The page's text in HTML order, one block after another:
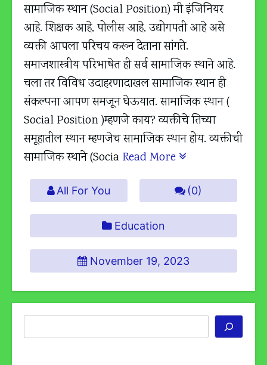
सामाजिक स्थान (Social Position) मी इंजिनियर
आहे. शिक्षक आहे, पोलीस आहे, उद्योगपती आहे असे
व्यक्ती आपला परिचय करून देताना सांगते.
समाजशास्त्रीय परिभाषेत ही सर्व सामाजिक स्थाने आहे.
चला तर विविध उदाहरणादाखल सामाजिक स्थान ही
संकल्पना आपण समजून घेऊयात. सामाजिक स्थान (
Social Position )म्हणजे काय? व्यक्तीचे तिच्या
समूहातील स्थान म्हणजेच सामाजिक स्थान होय. व्यक्तीची
सामाजिक स्थाने (Socia Read More
All For You (0)
Education
November 19, 2023